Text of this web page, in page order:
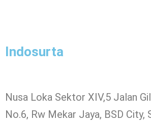
Indosurta
Nusa Loka Sektor XIV,5 Jalan
No.6, Rw Mekar Jaya, BSD City,